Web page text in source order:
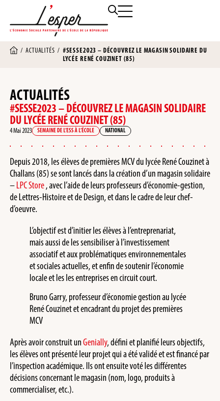
/ACTUALITÉS / #SESSE2023 – DÉCOUVREZ LE MAGASIN SOLIDAIRE DU
LYCÉE RENÉ COUZINET (85)
ACTUALITÉS
#SESSE2023 – DÉCOUVREZ LE MAGASIN SOLIDAIRE
DU LYCÉE RENÉ COUZINET (85)
4 Mai 2023 SEMAINE DE L’ESS À L’ÉCOLE NATIONAL
Depuis 2018, les élèves de premières MCV du lycée René Couzinet à
Challans (85) se sont lancés dans la création d’un magasin solidaire
–LPC Store, avec l’aide de leurs professeurs d’économie-gestion,
de Lettres-Histoire et de Design, et dans le cadre de leur chef-
d’oeuvre.
L’objectif est d’initier les élèves à l’entreprenariat,
mais aussi de les sensibiliser à l’investissement
associatif et aux problématiques environnementales
et sociales actuelles, et enfin de soutenir l’économie
locale et les les entreprises en circuit court.
Bruno Garry, professeur d’économie gestion au lycée
René Couzinet et encadrant du projet des premières
MCV
Après avoir construit unGenially, défini et planifié leurs objectifs,
les élèves ont présenté leur projet qui a été validé et est financé par
l’inspection académique. Ils ont ensuite voté les différentes
décisions concernant le magasin (nom, logo, produits à
commercialiser, etc.).